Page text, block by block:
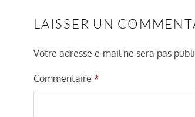
LAISSER UN
Votre adresse e-mail ne sera pas
Commentaire *